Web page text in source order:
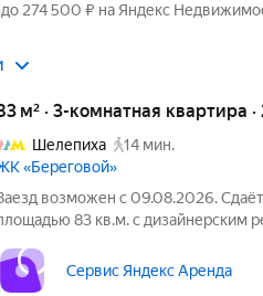
274 500 ₽ на Яндекс
83 м² · 3-комнатная квартира
Шелепиха
14 мин.
ЖК «Береговой»
возможен с 09.08.2026.
83 кв.м. с дизайнерским
Духовой шкаф Стиральная машина Холодильник Посудомоечная
машина
Сервис Яндекс Аренда